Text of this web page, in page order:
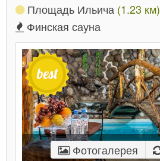
Площадь Ильича (1.23 км)
Финская сауна
Фотогалерея